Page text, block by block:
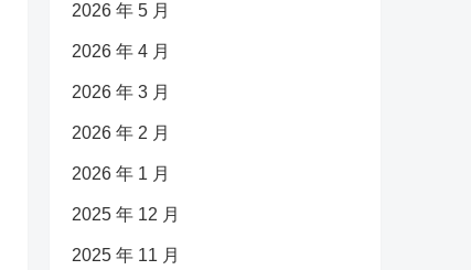
2026 年 5 月
2026 年 4 月
2026 年 3 月
2026 年 2 月
2026 年 1 月
2025 年 12 月
2025 年 11 月